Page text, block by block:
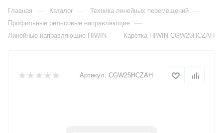
Главная — Каталог — Техника линейных перемещений —
Профильные рельсовые направляющие —
Линейные направляющие HIWIN — Каретка HIWIN CGW25HCZAH
Артикул: CGW25HCZAH